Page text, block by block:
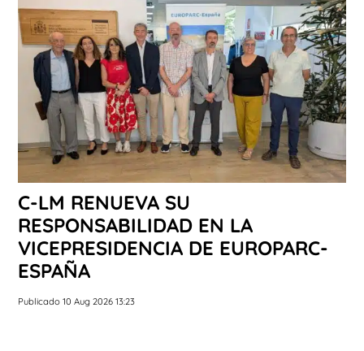
C-LM RENUEVA SU
RESPONSABILIDAD EN LA
VICEPRESIDENCIA DE EUROPARC-
ESPAÑA
Publicado 10 Aug 2026 13:23